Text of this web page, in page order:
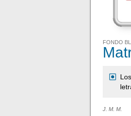
FONDO
J. M. M.